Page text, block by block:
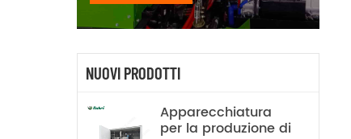
NUOVI PRODOTTI
Apparecchiatura
per la produzione di